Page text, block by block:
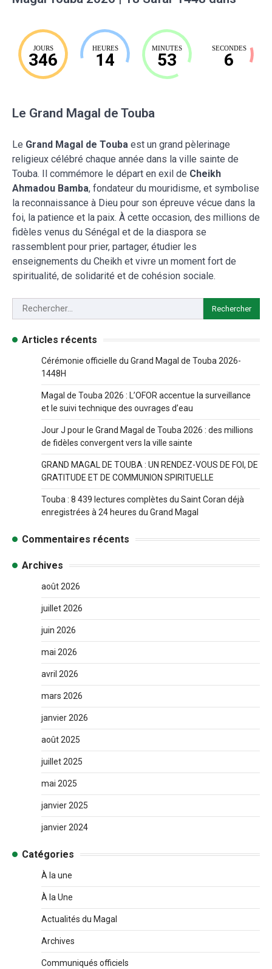
JOURS
346
HEURES
14
MINUTES
53
SECONDES
5
Le Grand Magal de Touba
Le Grand Magal de Touba est un grand pèlerinage
religieux célébré chaque année dans la ville sainte de
Touba. Il commémore le départ en exil de Cheikh
Ahmadou Bamba, fondateur du mouridisme, et symbolise
la reconnaissance à Dieu pour son épreuve vécue dans la
foi, la patience et la paix. À cette occasion, des millions de
fidèles venus du Sénégal et de la diaspora se
rassemblent pour prier, partager, étudier les
enseignements du Cheikh et vivre un moment fort de
spiritualité, de solidarité et de cohésion sociale.
Articles récents
Cérémonie officielle du Grand Magal de Touba 2026-
1448H
Magal de Touba 2026 : L’OFOR accentue la surveillance
et le suivi technique des ouvrages d’eau
Jour J pour le Grand Magal de Touba 2026 : des millions
de fidèles convergent vers la ville sainte
GRAND MAGAL DE TOUBA : UN RENDEZ-VOUS DE FOI, DE
GRATITUDE ET DE COMMUNION SPIRITUELLE
Touba : 8 439 lectures complètes du Saint Coran déjà
enregistrées à 24 heures du Grand Magal
Commentaires récents
Archives
août 2026
juillet 2026
juin 2026
mai 2026
avril 2026
mars 2026
janvier 2026
août 2025
juillet 2025
mai 2025
janvier 2025
janvier 2024
Catégories
À la une
À la Une
Actualités du Magal
Archives
Communiqués officiels